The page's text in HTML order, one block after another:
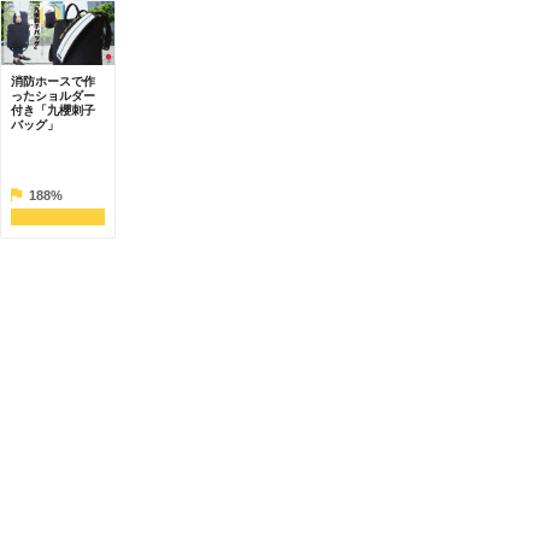
消防ホースで作
ったショルダー
付き「九櫻刺子
バッグ」
188%